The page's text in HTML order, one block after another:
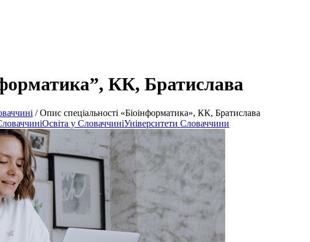
КК, Братислава
/Опис спеціальності «Біоінформатика», КК, Братислава
Освіта у СловаччиніУніверситети Словаччини